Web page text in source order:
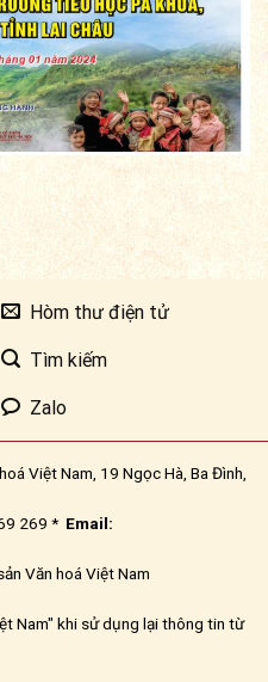
Hòm thư điện tử
Tìm kiếm
Zalo
Việt Nam, 19 Ngọc Hà, Ba Đình,
269 *Email:
Văn hoá Việt Nam
Nam" khi sử dụng lại thông tin từ